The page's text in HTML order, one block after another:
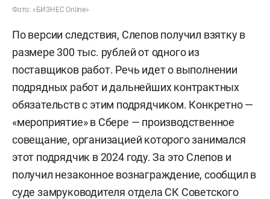
Фото: «БИЗНЕС Online»
По версии следствия, Слепов получил взятку в
размере 300 тыс. рублей от одного из
поставщиков работ. Речь идет о выполнении
подрядных работ и дальнейших контрактных
обязательств с этим подрядчиком. Конкретно —
«мероприятие» в Сбере — производственное
совещание, организацией которого занимался
этот подрядчик в 2024 году. За это Слепов и
получил незаконное вознаграждение, сообщил в
суде замруководителя отдела СК Советского